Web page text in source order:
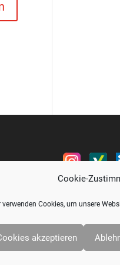
Cookie-
verwenden Cookies, um unsere
akzeptieren